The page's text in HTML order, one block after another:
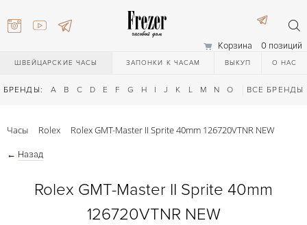
Корзина 0 позиций
ШВЕЙЦАРСКИЕ ЧАСЫ ЗАПОНКИ К ЧАСАМ ВЫКУП О НАС
БРЕНДЫ: A B C D E F G H I J K L M N O Q R S T
ВСЕ БРЕНДЫ
Часы Rolex Rolex GMT-Master II Sprite 40mm 126720VTNR NEW
← Назад
Rolex GMT-Master II Sprite 40mm
126720VTNR NEW